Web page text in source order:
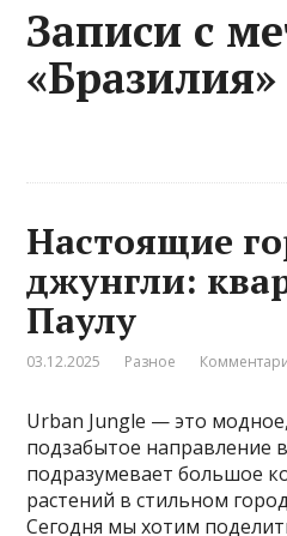
Записи с
«Бразилия»
Настоящие
джунгли:
Паулу
03.12.2025 Разное
Urban Jungle — это
подзабытое направление
подразумевает большое
растений в стильном
Сегодня мы хотим